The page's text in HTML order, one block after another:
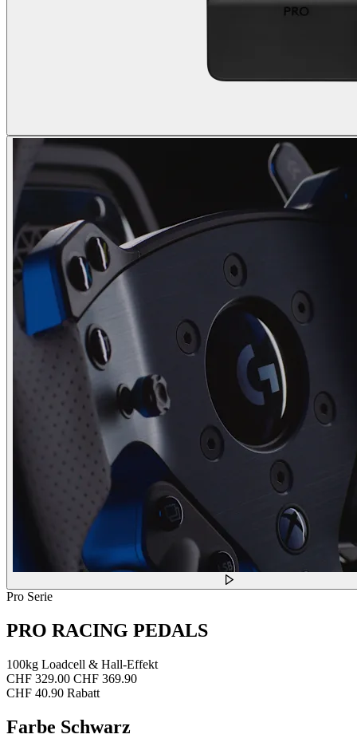
Pro Serie
PRO RACING PEDALS
100kg Loadcell & Hall-Effekt
CHF 329.00 CHF 369.90
CHF 40.90 Rabatt
Farbe Schwarz